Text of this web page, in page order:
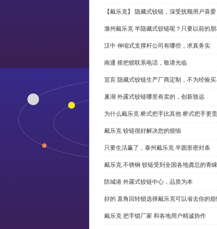
【戴乐克】 隐藏式铰链，深受抚顺用户喜
滁州戴乐克 半隐藏式铰链呢？只要以前的
汉中 伸缩式支撑杆公司有哪些，求真务实
南通 摇把锁联系电话，敬请光临
宜宾 隐藏式铰链生产厂商定制，不为经验
巢湖 外露式铰链哪里有卖的，创新致远
为什么戴乐克 桥式把手比其他 桥式把手更
戴乐克 铰链很好解决您的烦恼
只要生活赢了，泰州戴乐克 半圆形密封条
戴乐克 不锈钢 铰链受到全国各地龚总的青睐
防城港 外露式铰链中心，品质为本
好的 直角回转锁选择戴乐克可以省去你的
戴乐克 把手锁厂家 和各地用户精诚协作